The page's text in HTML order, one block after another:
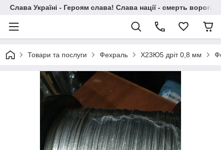
Слава Україні - Героям слава! Слава нації - смерть
Товари та послуги Фехраль Х23Ю5 дріт 0,8 мм